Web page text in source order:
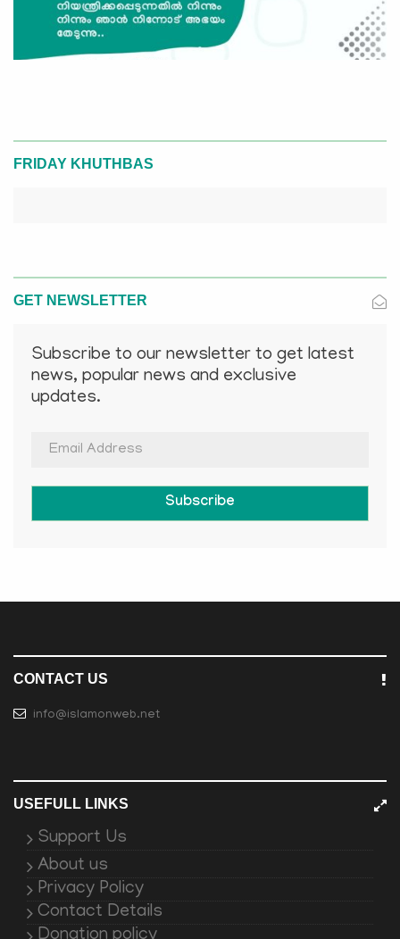
FRIDAY KHUTHBAS
GET NEWSLETTER
Subscribe to our newsletter to get latest
news, popular news and exclusive
updates.
Subscribe
CONTACT US
info@islamonweb.net
USEFULL LINKS
Support Us
About us
Privacy Policy
Contact Details